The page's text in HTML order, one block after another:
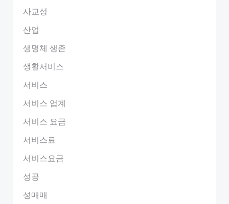
사교성
산업
생명체 생존
생활서비스
서비스
서비스 업계
서비스 요금
서비스료
서비스요금
성공
성매매